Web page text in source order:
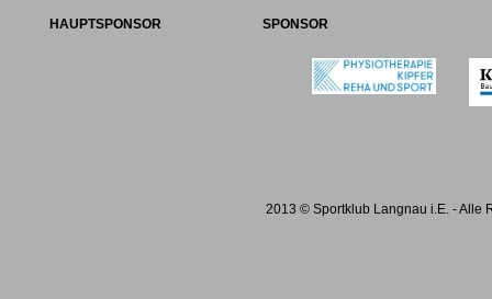
HAUPTSPONSOR SPONSOR
2013 © Sportklub Langnau i.E. - Alle